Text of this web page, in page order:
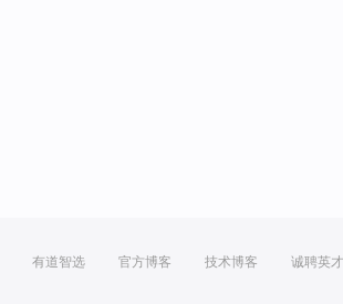
有道智选 官方博客 技术博客 诚聘英才